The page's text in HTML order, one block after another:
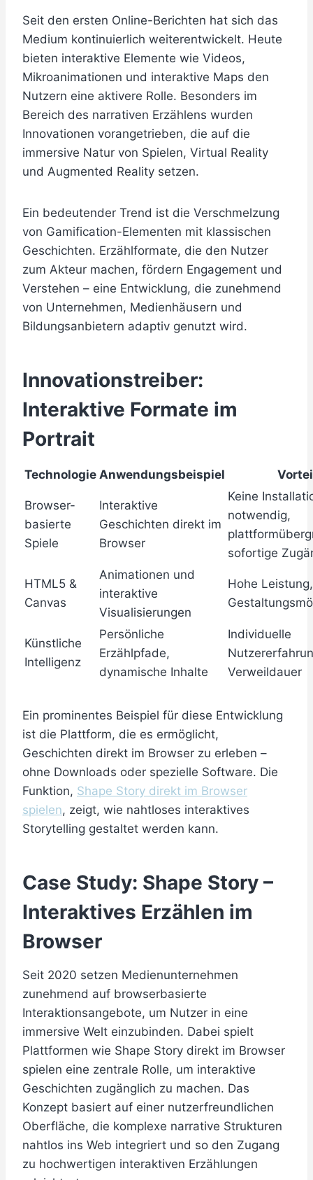
Seit den ersten Online-Berichten hat sich das
Medium kontinuierlich weiterentwickelt. Heute
bieten interaktive Elemente wie Videos,
Mikroanimationen und interaktive Maps den
Nutzern eine aktivere Rolle. Besonders im
Bereich des narrativen Erzählens wurden
Innovationen vorangetrieben, die auf die
immersive Natur von Spielen, Virtual Reality
und Augmented Reality setzen.
Ein bedeutender Trend ist die Verschmelzung
von Gamification-Elementen mit klassischen
Geschichten. Erzählformate, die den Nutzer
zum Akteur machen, fördern Engagement und
Verstehen – eine Entwicklung, die zunehmend
von Unternehmen, Medienhäusern und
Bildungsanbietern adaptiv genutzt wird.
Innovationstreiber:
Interaktive Formate im
Portrait
Technologie Anwendungsbeispiel
Browser-
basierte
Spiele
Interaktive
Geschichten direkt im
Browser
Keine
notwendig,
sofortige
HTML5 &
Canvas
Animationen und
interaktive
Visualisierungen
Hohe
Künstliche
Intelligenz
Persönliche
Erzählpfade,
dynamische Inhalte
Individuelle
Verweildauer
Ein prominentes Beispiel für diese Entwicklung
ist die Plattform, die es ermöglicht,
Geschichten direkt im Browser zu erleben –
ohne Downloads oder spezielle Software. Die
Funktion, Shape Story direkt im Browser
spielen, zeigt, wie nahtloses interaktives
Storytelling gestaltet werden kann.
Case Study: Shape Story –
Interaktives Erzählen im
Browser
Seit 2020 setzen Medienunternehmen
zunehmend auf browserbasierte
Interaktionsangebote, um Nutzer in eine
immersive Welt einzubinden. Dabei spielt
Plattformen wie Shape Story direkt im Browser
spielen eine zentrale Rolle, um interaktive
Geschichten zugänglich zu machen. Das
Konzept basiert auf einer nutzerfreundlichen
Oberfläche, die komplexe narrative Strukturen
nahtlos ins Web integriert und so den Zugang
zu hochwertigen interaktiven Erzählungen